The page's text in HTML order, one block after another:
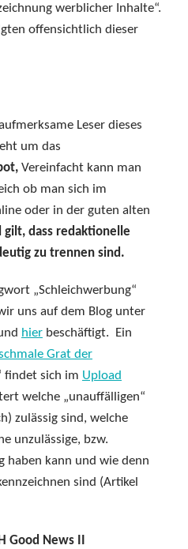
werblicher Inhalte“.
offensichtlich dieser
Leser dieses
um das
Vereinfacht kann man
ob man sich im
oder in der guten alten
gilt, dass redaktionelle
zu trennen sind.
„Schleichwerbung“
uns auf dem Blog unter
hier beschäftigt. Ein
Grat der
findet sich im Upload
welche „unauffälligen“
zulässig sind, welche
unzulässige, bzw.
haben kann und wie denn
sind (Artikel
Good News II